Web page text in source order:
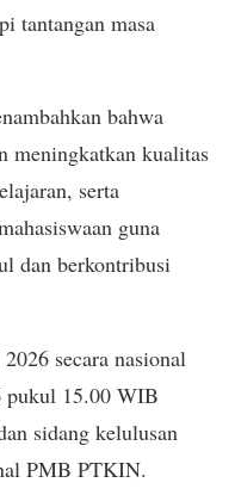
tantangan masa
bahwa
meningkatkan kualitas
serta
guna
dan berkontribusi
secara nasional
pukul 15.00 WIB
sidang kelulusan
PMB PTKIN.